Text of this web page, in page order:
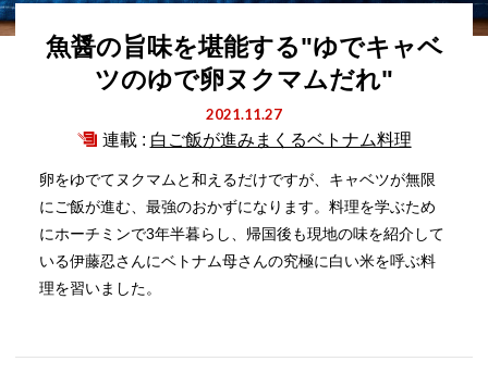
魚醤の旨味を堪能する"ゆでキャベ
ツのゆで卵ヌクマムだれ"
2021.11.27
連載 : 白ご飯が進みまくるベトナム料理
卵をゆでてヌクマムと和えるだけですが、キャベツが無限
にご飯が進む、最強のおかずになります。料理を学ぶため
にホーチミンで3年半暮らし、帰国後も現地の味を紹介して
いる伊藤忍さんにベトナム母さんの究極に白い米を呼ぶ料
理を習いました。